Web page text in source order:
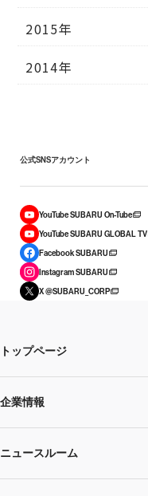
2015年
2014年
公式SNSアカウント
YouTube SUBARU On-Tube
YouTube SUBARU GLOBAL TV
Facebook SUBARU
Instagram SUBARU
X @SUBARU_CORP
トップページ
企業情報
企業情報トップ
ニュースルーム